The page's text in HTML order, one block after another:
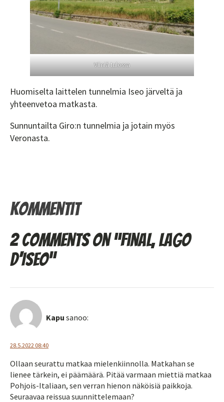
Viiniä tulossa
Huomiselta laittelen tunnelmia Iseo järveltä ja
yhteenvetoa matkasta.
Sunnuntailta Giro:n tunnelmia ja jotain myös
Veronasta.
Kommentit
2 comments on “Final, Lago
d'Iseo”
Kapu sanoo:
28.5.2022 08:40
Ollaan seurattu matkaa mielenkiinnolla. Matkahan se
lienee tärkein, ei päämäärä. Pitää varmaan miettiä matkaa
Pohjois-Italiaan, sen verran hienon näköisiä paikkoja.
Seuraavaa reissua suunnittelemaan?